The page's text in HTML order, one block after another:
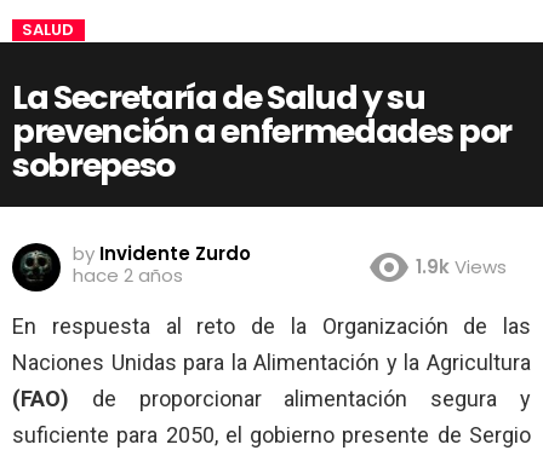
SALUD
La Secretaría de Salud y su
prevención a enfermedades por
sobrepeso
by Invidente Zurdo
hace 2 años
1.9kViews
En respuesta al reto de la Organización de las
Naciones Unidas para la Alimentación y la Agricultura
(FAO) de proporcionar alimentación segura y
suficiente para 2050, el gobierno presente de Sergio